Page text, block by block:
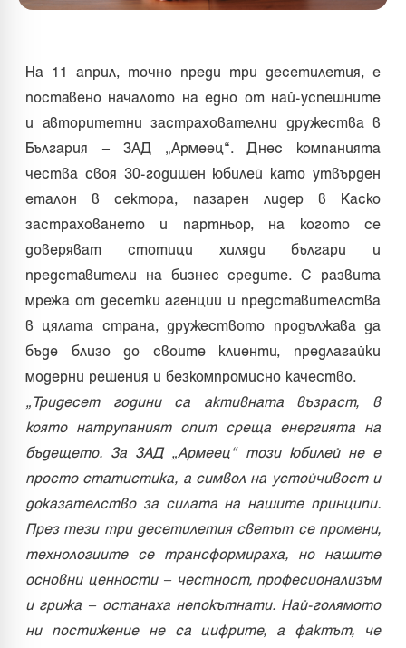
На 11 април, точно преди три десетилетия, е
поставено началото на едно от най-успешните
и авторитетни застрахователни дружества в
България – ЗАД „Армеец“. Днес компанията
чества своя 30-годишен юбилей като утвърден
еталон в сектора, пазарен лидер в Каско
застраховането и партньор, на когото се
доверяват стотици хиляди българи и
представители на бизнес средите. С развита
мрежа от десетки агенции и представителства
в цялата страна, дружеството продължава да
бъде близо до своите клиенти, предлагайки
модерни решения и безкомпромисно качество.
„Тридесет години са активната възраст, в
която натрупаният опит среща енергията на
бъдещето. За ЗАД „Армеец“ този юбилей не е
просто статистика, а символ на устойчивост и
доказателство за силата на нашите принципи.
През тези три десетилетия светът се промени,
технологиите се трансформираха, но нашите
основни ценности – честност, професионализъм
и грижа – останаха непокътнати. Най-голямото
ни постижение не са цифрите, а фактът, че